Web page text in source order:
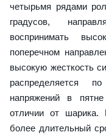
четырьмя рядами
градусов,
воспринимать
поперечном
высокую жесткость
распределяется
напряжений в
отличии от шарика.
более длительный